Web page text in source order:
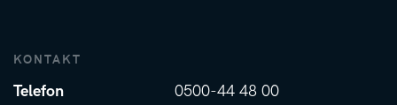
KONTAKT
Telefon
0500-44 48 00